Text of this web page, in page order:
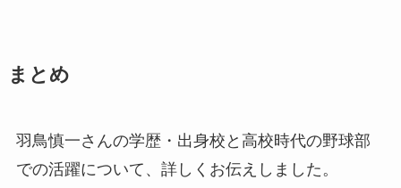
まとめ
羽鳥慎一さんの学歴・出身校と高校時代の野球部
での活躍について、詳しくお伝えしました。